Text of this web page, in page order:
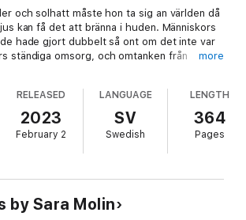
och solhatt måste hon ta sig an världen då
kan få det att bränna i huden. Människors
hade gjort dubbelt så ont om det inte var
ständiga omsorg, och omtanken från
Ella sängliggande med svåra smärtor och
längre ifrån varandra.
påbörjar sin meteorologutbildning, ett sätt
få kontroll över sin tillvaro, tvingas hon för
sina vänner kanske inte har varit enbart av
det egentligen som hände den där
more
RELEASED
2023
February 2
LANGUAGE
SV
Swedish
LENGTH
364
Pages
by Sara Molin